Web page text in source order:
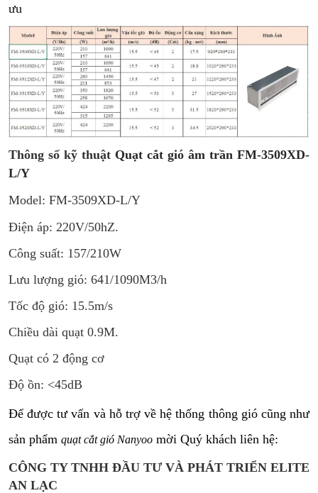
ưu
Thông số kỹ thuật Quạt cắt gió âm trần FM-3509XD-
L/Y
Model: FM-3509XD-L/Y
Điện áp: 220V/50hZ.
Công suất: 157/210W
Lưu lượng gió: 641/1090M3/h
Tốc độ gió: 15.5m/s
Chiều dài quạt 0.9M.
Quạt có 2 động cơ
Độ ồn: <45dB
Để được tư vấn và hỗ trợ về hệ thống thông gió cũng như
sản phẩm quạt cắt gió Nanyoo mời Quý khách liên hệ:
CÔNG TY TNHH ĐẦU TƯ VÀ PHÁT TRIỂN ELITE
AN LẠC